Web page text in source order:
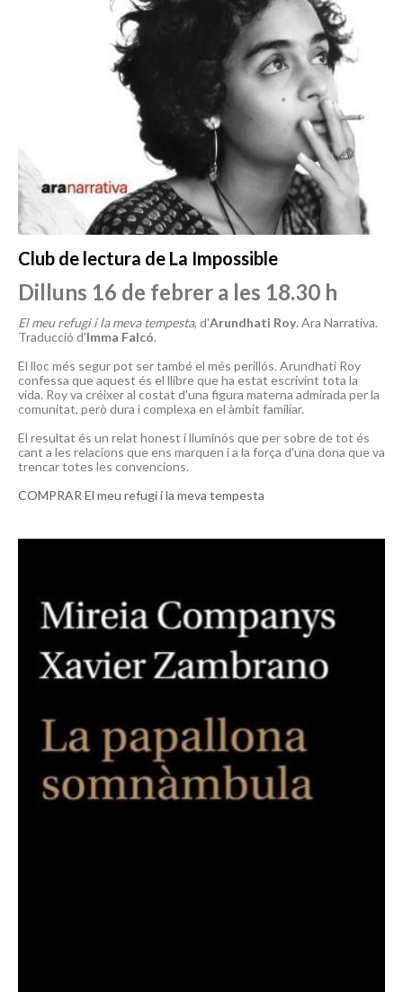
Club de lectura de La Impossible
Dilluns 16 de febrer a les 18.30 h
El meu refugi i la meva tempesta, d'Arundhati Roy. Ara Narrativa.
Traducció d'Imma Falcó.
El lloc més segur pot ser també el més perillós. Arundhati Roy
confessa que aquest és el llibre que ha estat escrivint tota la
vida. Roy va créixer al costat d'una figura materna admirada per la
comunitat, però dura i complexa en el àmbit familiar.
El resultat és un relat honest i lluminós que per sobre de tot és
cant a les relacions que ens marquen i a la força d'una dona que va
trencar totes les convencions.
COMPRAR El meu refugi i la meva tempesta